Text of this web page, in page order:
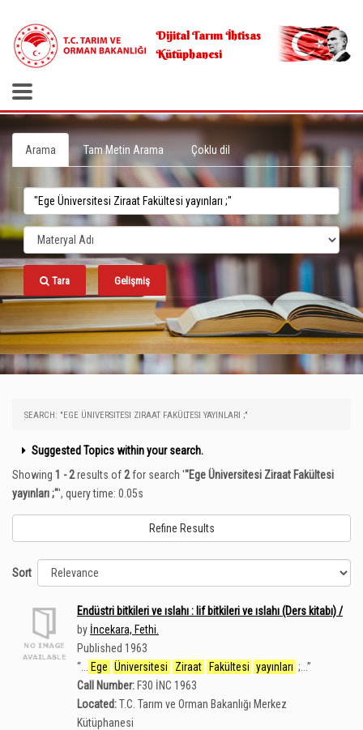
Dijital Tarım İhtisas
Kütüphanesi
Arama Tam Metin Arama Çoklu dil
Tara Gelişmiş
SEARCH: "EGE ÜNIVERSITESI ZIRAAT FAKÜLTESI YAYINLARI ;"
Suggested Topics within your search.
Showing 1 - 2results of 2for search '"Ege Üniversitesi Ziraat Fakültesi
yayınları ;"', query time: 0.05s
Refine Results
Sort
Endüstri bitkileri ve ıslahı : lif bitkileri ve ıslahı (Ders kitabı) /
by İncekara, Fethi.
Published 1963
“
Ege Üniversitesi Ziraat Fakültesi yayınları ;... ”
Call Number: F30 İNC 1963
Located:T.C. Tarım ve Orman Bakanlığı Merkez
Kütüphanesi